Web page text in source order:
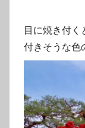
目に焼き付く
付きそうな色